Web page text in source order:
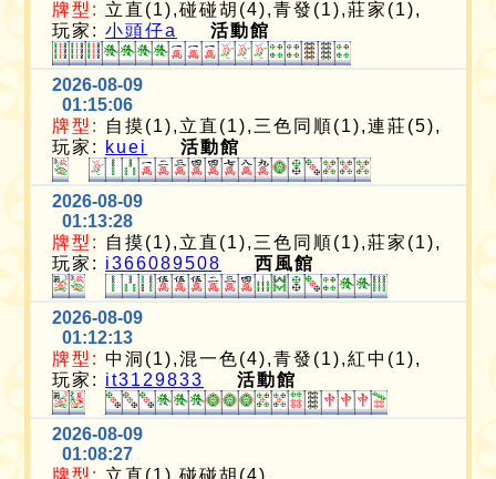
牌型: 立直(1),碰碰胡(4),青發(1),莊家(1),
玩家:小頭仔a 活動館
2026-08-09
01:15:06
牌型:
自摸(1),立直(1),三色同順(1),連莊(5),
玩家:
kuei 活動館
2026-08-09
01:13:28
牌型:
自摸(1),立直(1),三色同順(1),莊家(1),
玩家: i366089508 西風館
2026-08-09
01:12:13
牌型: 中洞(1),混一色(4),青發(1),紅中(1),
玩家: it3129833 活動館
2026-08-09
01:08:27
牌型: 立直(1),碰碰胡(4),